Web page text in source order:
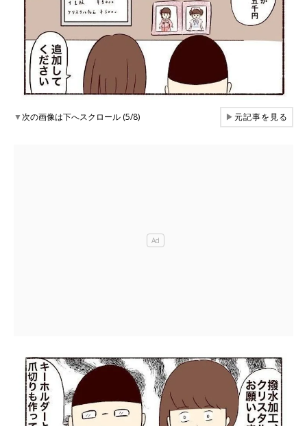
▼次の画像は下へスクロール (5/8) ▶元記事を見る